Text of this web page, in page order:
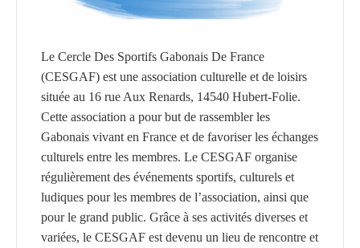
Le Cercle Des Sportifs Gabonais De France
(CESGAF) est une association culturelle et de loisirs
située au 16 rue Aux Renards, 14540 Hubert-Folie.
Cette association a pour but de rassembler les
Gabonais vivant en France et de favoriser les échanges
culturels entre les membres. Le CESGAF organise
régulièrement des événements sportifs, culturels et
ludiques pour les membres de l’association, ainsi que
pour le grand public. Grâce à ses activités diverses et
variées, le CESGAF est devenu un lieu de rencontre et